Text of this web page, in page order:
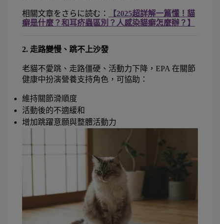
相關文章をさらに読む：
【2025超詳解一篇懂！貓
癬是什麼？和耳疥蟲區別？人感染貓癬怎麼辦？】
2. 走路變慢、跳不上沙發
老貓不愛跳、走路僵硬、活動力下降，EPA 在關節
健康中扮演營養支持角色，可協助：
維持關節滑順度
活動後的不適緩和
增加跳躍意願與整體活動力